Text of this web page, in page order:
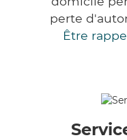
perte
Être